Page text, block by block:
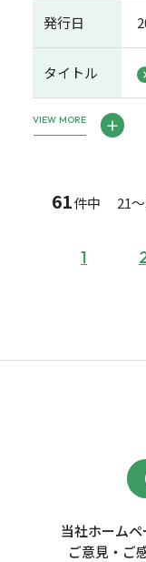
発行日
タイトル
VIEW MORE
61件中 21～
1
当社ホーム
ご意見・ご